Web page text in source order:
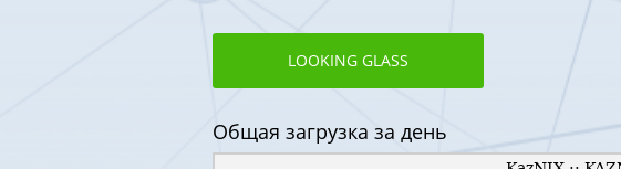
LOOKING GLASS
Oбщая загрузка за день